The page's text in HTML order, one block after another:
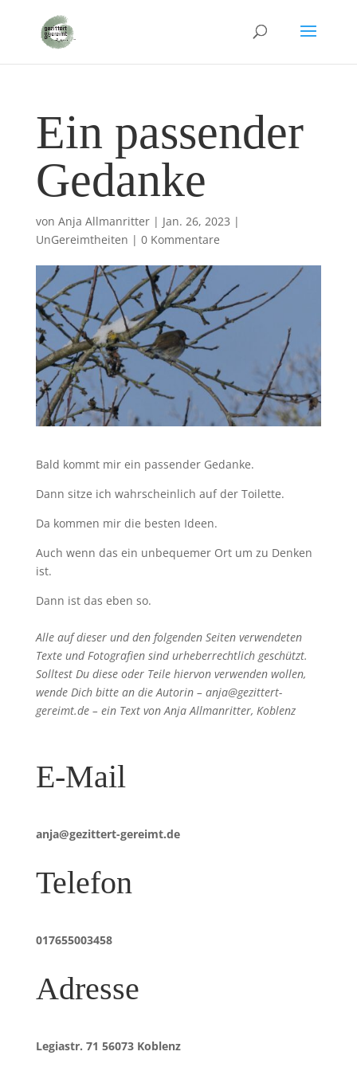
Ein passender
Gedanke
von Anja Allmanritter| Jan. 26, 2023 |
UnGereimtheiten | 0 Kommentare
Bald kommt mir ein passender Gedanke.
Dann sitze ich wahrscheinlich auf der Toilette.
Da kommen mir die besten Ideen.
Auch wenn das ein unbequemer Ort um zu Denken
ist.
Dann ist das eben so.
Alle auf dieser und den folgenden Seiten verwendeten
Texte und Fotografien sind urheberrechtlich geschützt.
Solltest Du diese oder Teile hiervon verwenden wollen,
wende Dich bitte an die Autorin – anja@gezittert-
gereimt.de – ein Text von Anja Allmanritter, Koblenz
E-Mail
anja@gezittert-gereimt.de
Telefon
017655003458
Adresse
Legiastr. 71 56073 Koblenz